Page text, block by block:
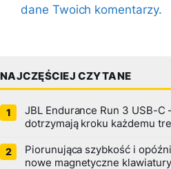
dane Twoich komentarzy.
NAJCZĘŚCIEJ CZYTANE
JBL Endurance Run 3 USB-C
dotrzymają kroku każdemu
Piorunująca szybkość i
nowe magnetyczne